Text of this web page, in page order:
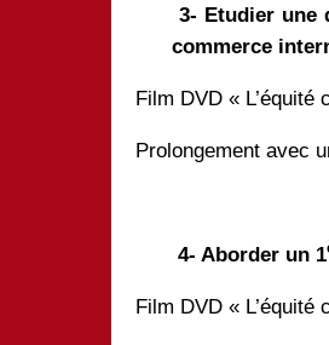
3- Etudier une
commerce
Film DVD « L’équité
Prolongement avec
4- Aborder un 1
Film DVD « L’équité